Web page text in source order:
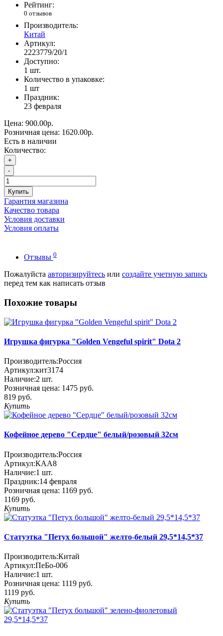
Рейтинг:
0 отзывов
Производитель:
Китай
Артикул:
2223779/20/1
Доступно:
1 шт.
Количество в упаковке:
1 шт
Праздник:
23 февраля
Цена: 900.00р.
Розничная цена: 1620.00р.
Есть в наличии
Количество:
+
-
Купить
Гарантия магазина
Качество товара
Условия доставки
Условия оплаты
Отзывы 0
Пожалуйста авторизируйтесь или создайте учетную запись
перед тем как написать отзыв
Похожие товары
Игрушка фигурка "Golden Vengeful spirit" Dota 2
Производитель:Россия
Артикул:кит3174
Наличие:2 шт.
Розничная цена: 1475 руб.
819 руб.
Купить
Кофейное дерево "Сердце" белый/розовый 32см
Производитель:Россия
Артикул:КАА8
Наличие:1 шт.
Праздник:14 февраля
Розничная цена: 1169 руб.
1169 руб.
Купить
Статуэтка "Петух большой" желто-белый 29,5*14,5*37
Производитель:Китай
Артикул:ПеБо-006
Наличие:1 шт.
Розничная цена: 1119 руб.
1119 руб.
Купить